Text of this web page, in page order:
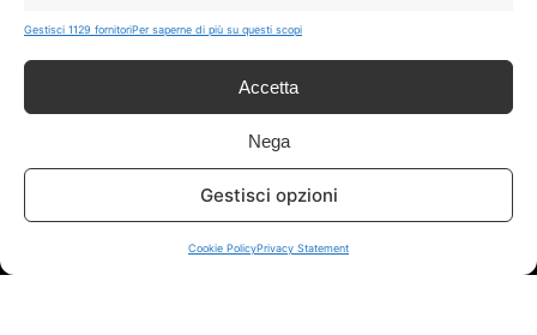
Gestisci 1129 fornitoriPer saperne di più su questi scopi
Accetta
Nega
Gestisci opzioni
Cookie PolicyPrivacy Statement
sui siti ufficiali.
In qualità di Affiliato Amazon ed eBay, Tariffando riceve un
guadagno dagli acquisti idonei.
Cookie Policy